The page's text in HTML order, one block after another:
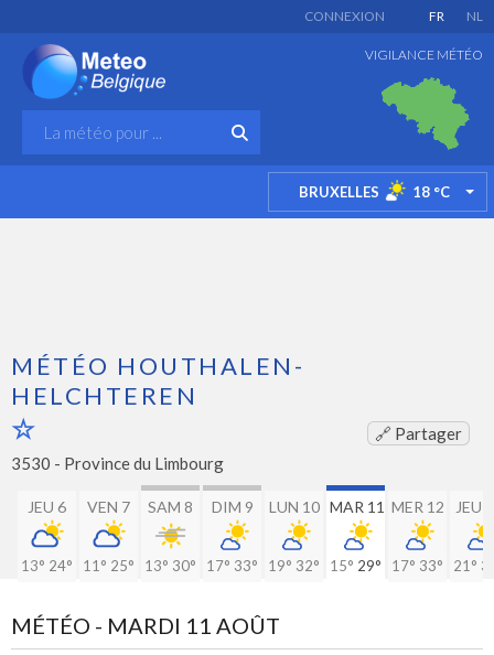
FR NL
CONNEXION
VIGILANCE MÉTÉO
BRUXELLES 18 °C
MÉTÉO HOUTHALEN-
HELCHTEREN
🔗 Partager
3530 - Province du Limbourg
JEU 6
13° 24°
VEN 7
11° 25°
SAM 8
13° 30°
DIM 9
17° 33°
LUN 10
19° 32°
MAR 11
15° 29°
MER 12
17° 33°
JEU
21°
MÉTÉO - MARDI 11 AOÛT